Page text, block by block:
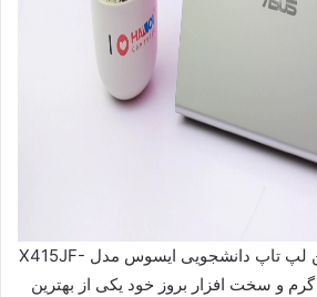
در این بازه قیمتی بهترین لپ تاپ دانشجویی ایسوس مدل X415JF-
AB با وزن 1 کیلو و 600 گرم و سخت افزار بروز خود یکی از بهترین